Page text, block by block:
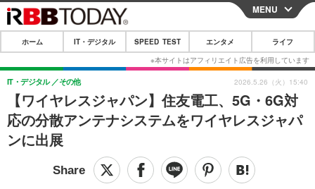
CLOSE
ホーム
IT・デジタル
IT・デジタルTOP スマートフォン
ショッピング その他
SPEED TEST
エンタメ
エンタメTOP 映画・ドラマ
MENU
ホーム IT・デジタル SPEED TEST エンタメ ライフ
【ワイヤレスジャパン】住友電工、5G・6G対
応の分散アンテナシステムをワイヤレスジャパ
ンに出展
IT・デジタル その他 2026.5.26（火）15:40